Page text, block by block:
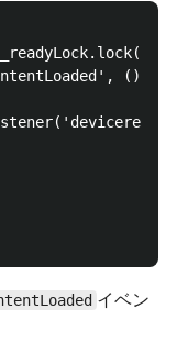
() =>
イベン